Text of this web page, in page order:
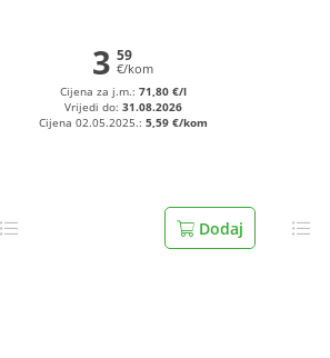
3 59
€/kom
Cijena za j.m.: 71,80 €/l
Vrijedi do: 31.08.2026
Cijena 02.05.2025.: 5,59 €/kom
Dodaj